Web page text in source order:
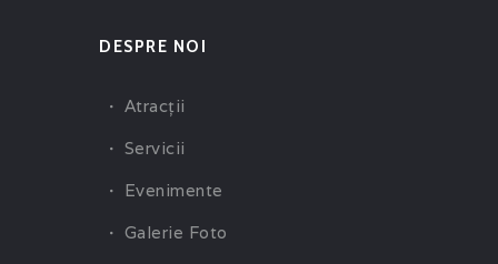
DESPRE NOI
Atracţii
Servicii
Evenimente
Galerie Foto